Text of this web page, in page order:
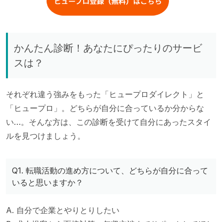
かんたん診断！あなたにぴったりのサービ
スは？
それぞれ違う強みをもった「ヒュープロダイレクト」と
「ヒュープロ」。どちらが自分に合っているか分からな
い…。そんな方は、この診断を受けて自分にあったスタイ
ルを見つけましょう。
Q1. 転職活動の進め方について、どちらが自分に合って
いると思いますか？
A. 自分で企業とやりとりしたい